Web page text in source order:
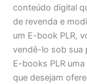
conteúdo digital
de revenda e
um E-book PLR,
vendê-lo sob sua
E-books PLR
que desejam